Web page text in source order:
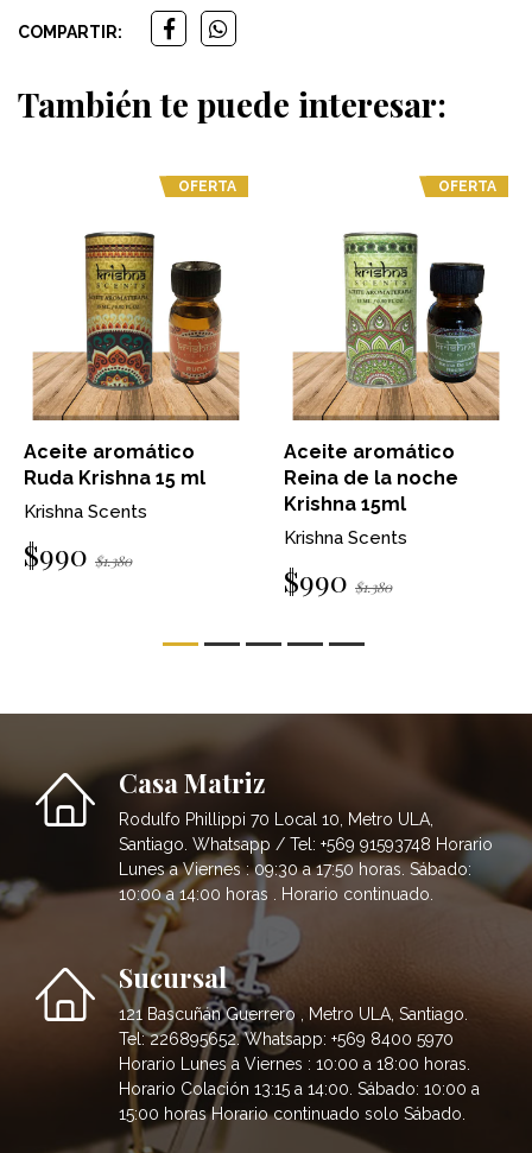
COMPARTIR:
También te puede interesar:
OFERTA
Aceite aromático
Ruda Krishna 15 ml
Krishna Scents
$990 $1.380
OFERTA
Aceite aromático
Reina de la noche
Krishna 15ml
Krishna Scents
$990 $1.380
Casa Matriz
Rodulfo Phillippi 70 Local 10, Metro ULA,
Santiago. Whatsapp / Tel: +569 91593748 Horario
Lunes a Viernes : 09:30 a 17:50 horas. Sábado:
10:00 a 14:00 horas . Horario continuado.
Sucursal
121 Bascuñán Guerrero , Metro ULA, Santiago.
Tel: 226895652. Whatsapp: +569 8400 5970
Horario Lunes a Viernes : 10:00 a 18:00 horas.
Horario Colación 13:15 a 14:00. Sábado: 10:00 a
15:00 horas Horario continuado solo Sábado.